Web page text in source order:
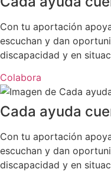
Con tu aportación
escuchan y dan
discapacidad y en
Colabora
Cada ayuda
Con tu aportación
escuchan y dan
discapacidad y en